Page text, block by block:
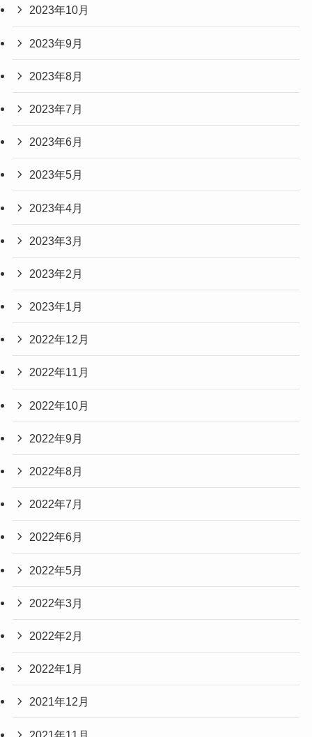
2023年10月
2023年9月
2023年8月
2023年7月
2023年6月
2023年5月
2023年4月
2023年3月
2023年2月
2023年1月
2022年12月
2022年11月
2022年10月
2022年9月
2022年8月
2022年7月
2022年6月
2022年5月
2022年3月
2022年2月
2022年1月
2021年12月